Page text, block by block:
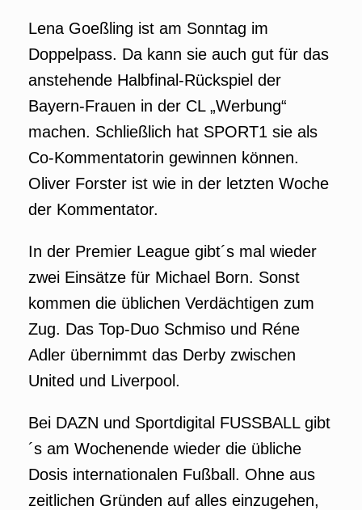
Lena Goeßling ist am Sonntag im
Doppelpass. Da kann sie auch gut für das
anstehende Halbfinal-Rückspiel der
Bayern-Frauen in der CL „Werbung“
machen. Schließlich hat SPORT1 sie als
Co-Kommentatorin gewinnen können.
Oliver Forster ist wie in der letzten Woche
der Kommentator.
In der Premier League gibt´s mal wieder
zwei Einsätze für Michael Born. Sonst
kommen die üblichen Verdächtigen zum
Zug. Das Top-Duo Schmiso und Réne
Adler übernimmt das Derby zwischen
United und Liverpool.
Bei DAZN und Sportdigital FUSSBALL gibt
´s am Wochenende wieder die übliche
Dosis internationalen Fußball. Ohne aus
zeitlichen Gründen auf alles einzugehen,